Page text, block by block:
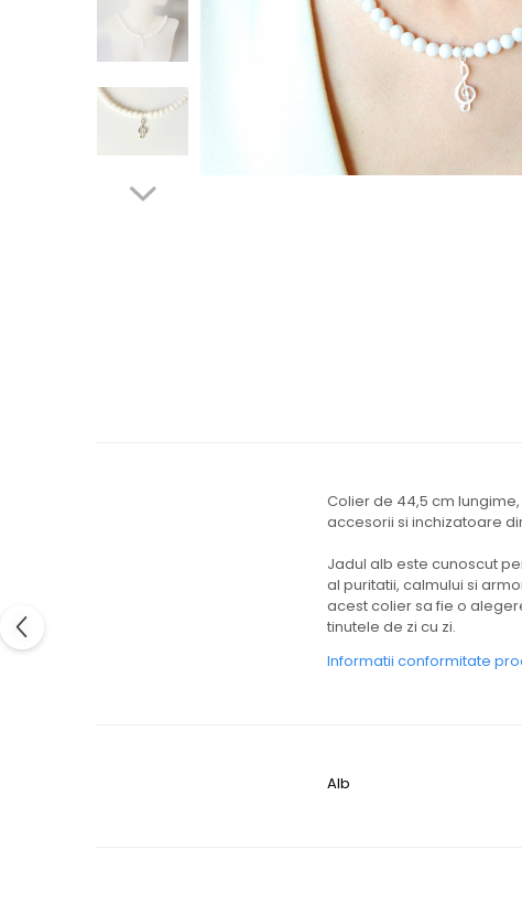
Colier de 44,5 cm
accesorii si inchizatoare
Jadul alb este cunoscut
al puritatii, calmului si
acest colier sa fie o
tinutele de zi cu zi.
Informatii conformitate
Alb